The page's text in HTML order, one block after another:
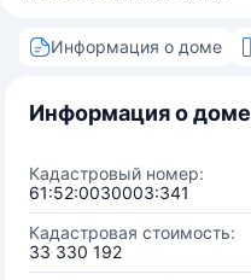
Информация о доме
Информация о доме
Кадастровый номер:
61:52:0030003:341
Кадастровая стоимость:
33 330 192